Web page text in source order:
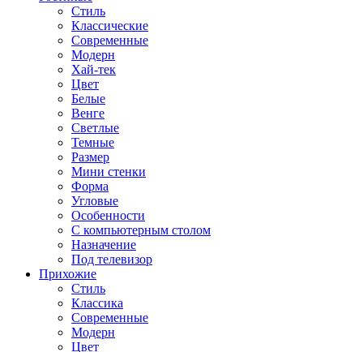
Стиль
Классические
Современные
Модерн
Хай-тек
Цвет
Белые
Венге
Светлые
Темные
Размер
Мини стенки
Форма
Угловые
Особенности
С компьютерным столом
Назначение
Под телевизор
Прихожие
Стиль
Классика
Современные
Модерн
Цвет